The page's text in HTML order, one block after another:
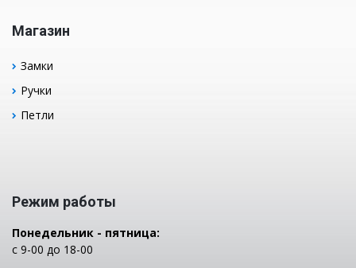
Магазин
Замки
Ручки
Петли
Режим работы
Понедельник - пятница:
с 9-00 до 18-00